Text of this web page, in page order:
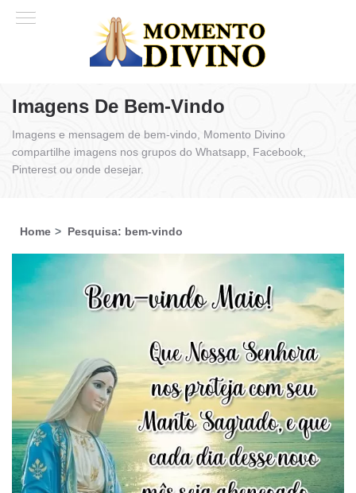
Imagens De Bem-Vindo
Imagens e mensagem de bem-vindo, Momento Divino
compartilhe imagens nos grupos do Whatsapp, Facebook,
Pinterest ou onde desejar.
Home Pesquisa: bem-vindo